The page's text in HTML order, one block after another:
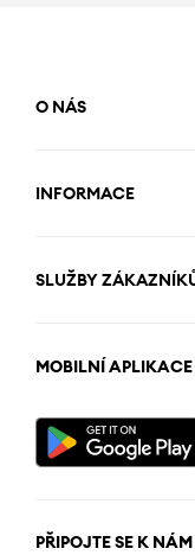
O NÁS
INFORMACE
SLUŽBY
MOBILNÍ APLIKACE
PŘIPOJTE SE K NÁM